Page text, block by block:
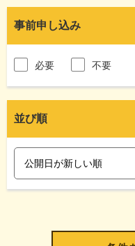
事前申し込み
必要 不要
並び順